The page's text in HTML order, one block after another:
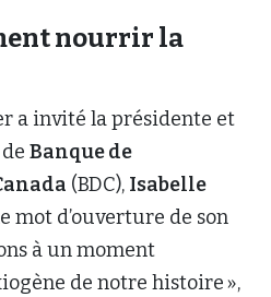
nourrir la
a invité la présidente et
Banque de
(BDC), Isabelle
mot d’ouverture de son
à un moment
de notre histoire »,